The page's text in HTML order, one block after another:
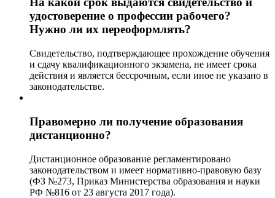
удостоверение о профессии рабочего?
Нужно ли их переоформлять?
Свидетельство, подтверждающее прохождение обучения
и сдачу квалификационного экзамена, не имеет срока
действия и является бессрочным, если иное не указано в
законодательстве.
Правомерно ли получение образования
дистанционно?
Дистанционное образование регламентировано
законодательством и имеет нормативно-правовую базу
(ФЗ №273, Приказ Министерства образования и науки
РФ №816 от 23 августа 2017 года).